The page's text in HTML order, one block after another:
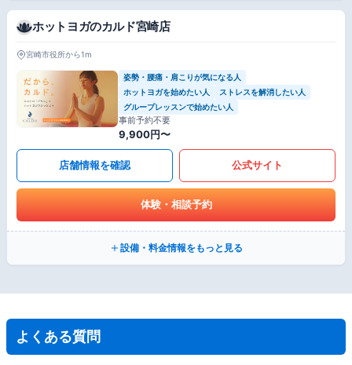
ホットヨガのカルド宮崎店
宮崎市役所から1m
姿勢・腰痛・肩こりが気になる人
ホットヨガを始めたい人
ストレスを解消したい人
グループレッスンで始めたい人
事前予約不要
9,900円〜
店舗情報を確認 公式サイト
体験・相談予約
設備・料金情報をもっと見る
よくある質問